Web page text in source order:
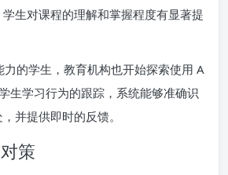
生对课程的理解和掌握程度有显著提
力的学生，教育机构也开始探索使用 A
生学习行为的跟踪，系统能够准确识
并提供即时的反馈。
策